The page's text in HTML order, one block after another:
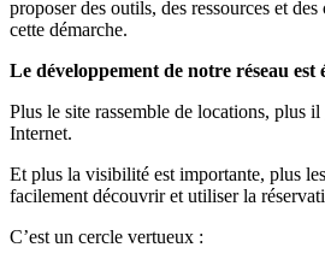
proposer des outils, des ressources et
cette démarche.
Le développement de notre réseau est
Plus le site rassemble de locations, plus
Internet.
Et plus la visibilité est importante, plus
facilement découvrir et utiliser la
C’est un cercle vertueux :